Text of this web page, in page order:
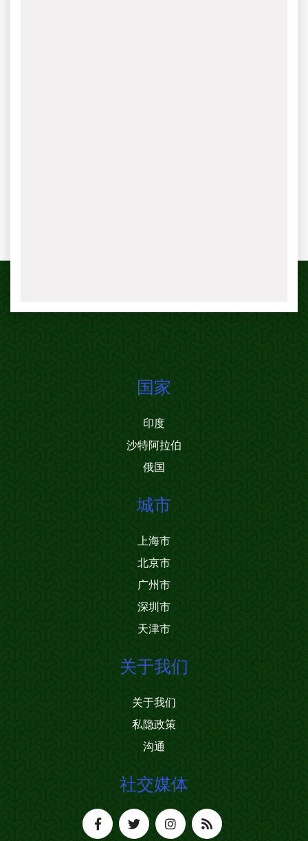
国家
印度
沙特阿拉伯
俄国
城市
上海市
北京市
广州市
深圳市
天津市
关于我们
关于我们
私隐政策
沟通
社交媒体